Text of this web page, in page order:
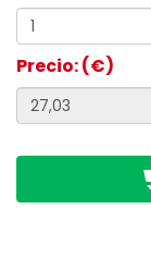
Precio: (€)